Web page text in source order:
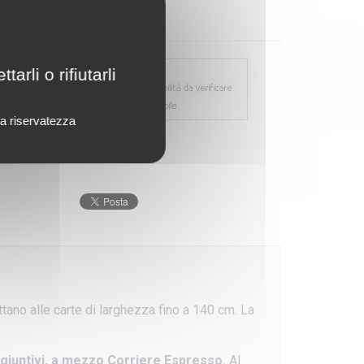
alle carte di larghezza fino a 140 cm. La
a mezzo Corriere Espresso. Al
o rifiutarli
riservatezza